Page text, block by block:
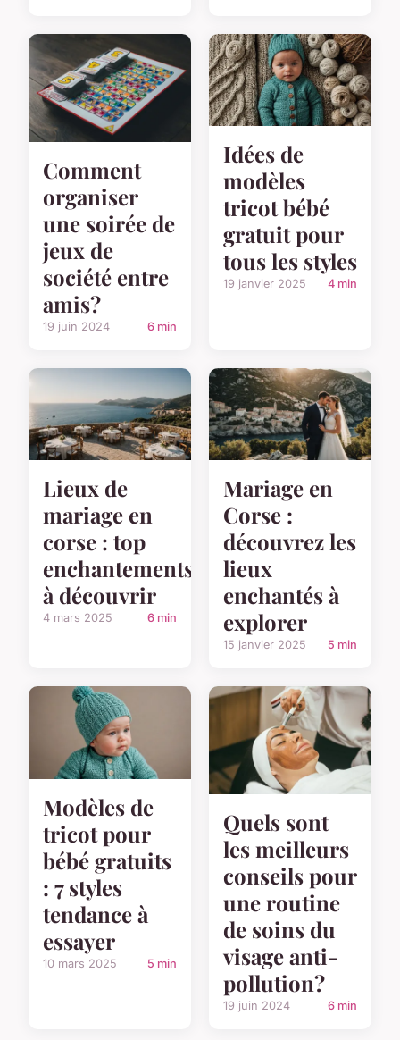
Comment
organiser
une soirée de
jeux de
société entre
amis?
19 juin 2024 6 min
Idées de
modèles
tricot bébé
gratuit pour
tous les styles
19 janvier 2025 4 min
Lieux de
mariage en
corse : top
enchantements
à découvrir
4 mars 2025 6 min
Mariage en
Corse :
découvrez les
lieux
enchantés à
explorer
15 janvier 2025 5 min
Modèles de
tricot pour
bébé gratuits
: 7 styles
tendance à
essayer
10 mars 2025 5 min
Quels sont
les meilleurs
conseils pour
une routine
de soins du
visage anti-
pollution?
19 juin 2024 6 min